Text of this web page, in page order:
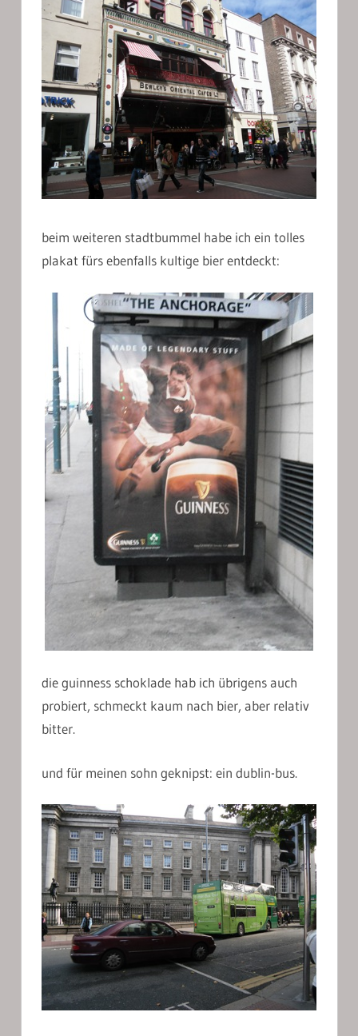
beim weiteren stadtbummel habe ich ein tolles
plakat fürs ebenfalls kultige bier entdeckt:
die guinness schoklade hab ich übrigens auch
probiert, schmeckt kaum nach bier, aber relativ
bitter.
und für meinen sohn geknipst: ein dublin-bus.